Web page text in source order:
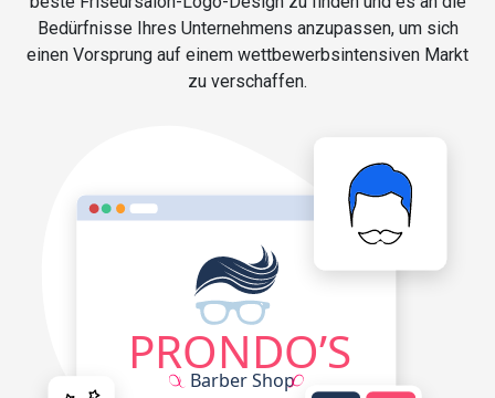
Bedürfnisse Ihres Unternehmens anzupassen, um sich
einen Vorsprung auf einem wettbewerbsintensiven Markt
zu verschaffen.